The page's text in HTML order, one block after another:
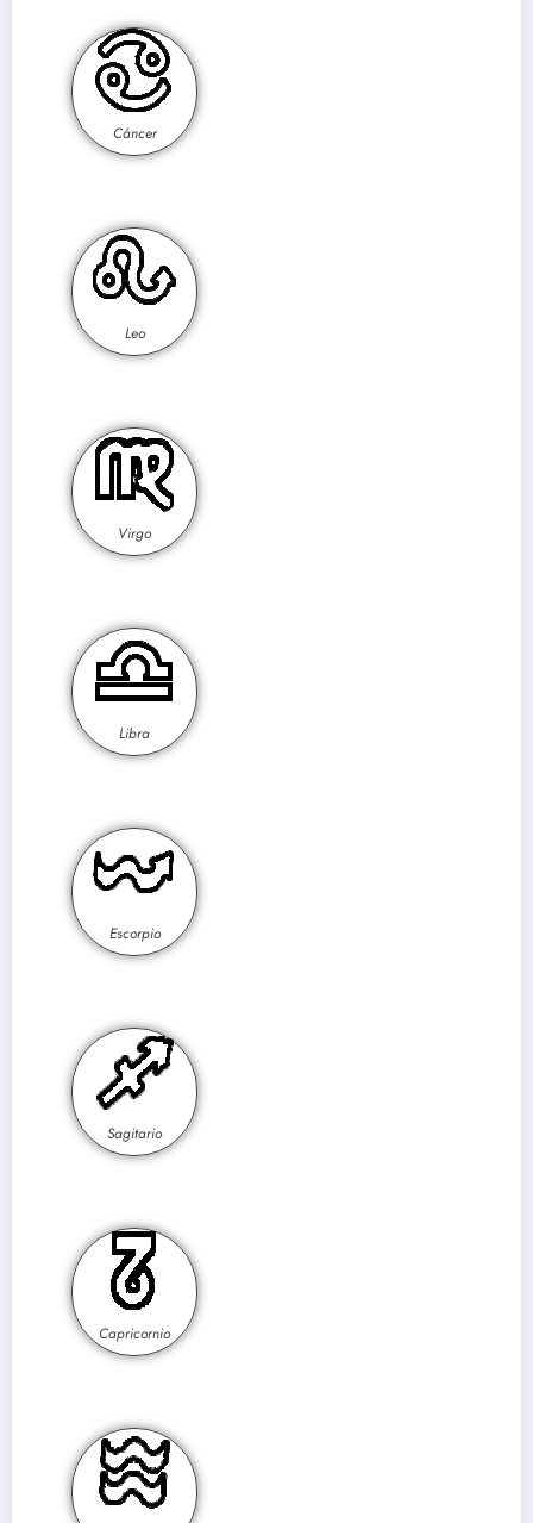
Cáncer
Leo
Virgo
Libra
Escorpio
Sagitario
Capricornio